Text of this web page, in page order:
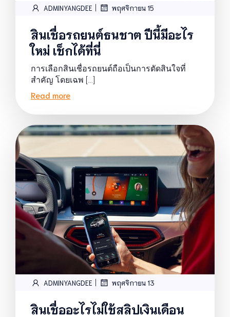
ADMINYANGDEE | พฤศจิกายน 15
สินเชื่อรถยนต์ธนชาต ปีนี้มีอะไร
ใหม่ เช็กได้ที่นี่
การเลือกสินเชื่อรถยนต์ถือเป็นการตัดสินใจที่
สำคัญ โดยเฉพ […]
Read more
ADMINYANGDEE | พฤศจิกายน 13
สินเชื่ออะไรไม่ใช้สลิปเงินเดือน